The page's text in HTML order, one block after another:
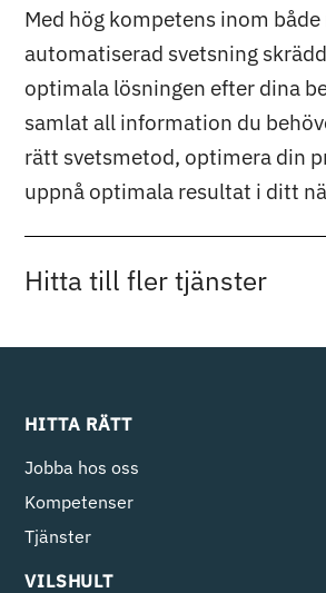
Med hög kompetens inom
automatiserad svetsning
optimala lösningen efter dina
samlat all information du
rätt svetsmetod, optimera din
uppnå optimala resultat i ditt
Hitta till fler tjänster
HITTA RÄTT
Jobba hos oss
Kompetenser
Tjänster
VILSHULT